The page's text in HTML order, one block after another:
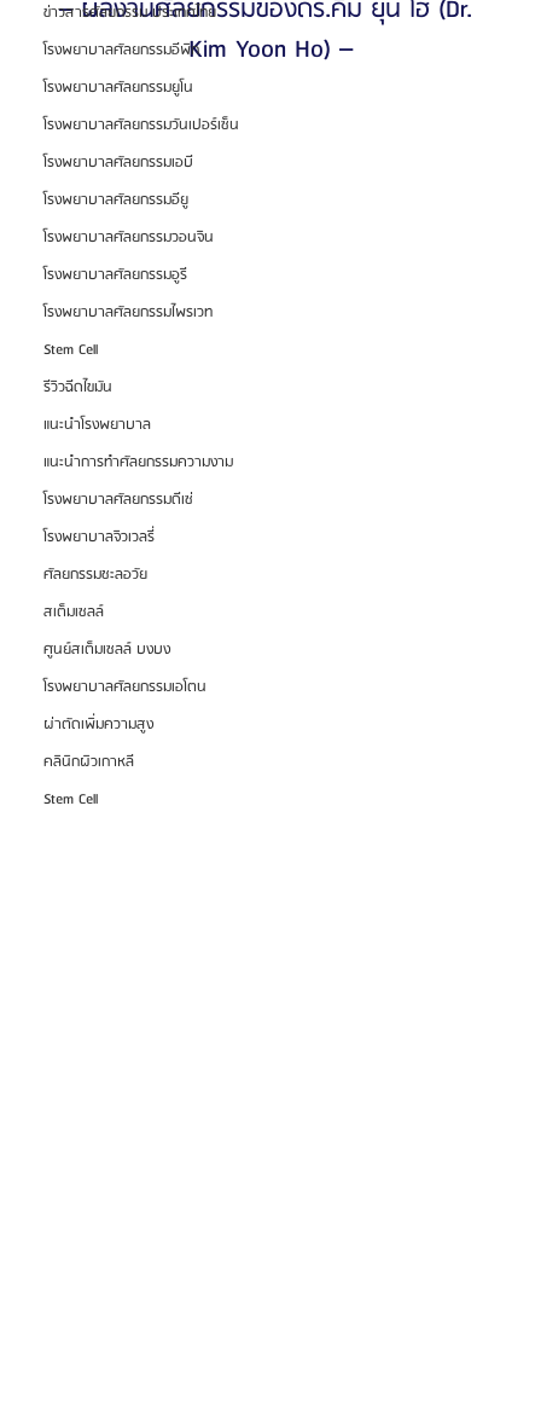
ข่าวสารศัลยกรรม ประเทศไทย
โรงพยาบาลศัลยกรรมอีพิก
โรงพยาบาลศัลยกรรมยูโน
โรงพยาบาลศัลยกรรมวันเปอร์เซ็น
โรงพยาบาลศัลยกรรมเอบี
โรงพยาบาลศัลยกรรมอียู
โรงพยาบาลศัลยกรรมวอนจิน
โรงพยาบาลศัลยกรรมอูรี
โรงพยาบาลศัลยกรรมไพรเวท
Stem Cell
รีวิวฉีดไขมัน
แนะนำโรงพยาบาล
แนะนำการทำศัลยกรรมความงาม
โรงพยาบาลศัลยกรรมดีเซ่
โรงพยาบาลจิวเวลรี่
ศัลยกรรมชะลอวัย
สเต็มเซลล์
ศูนย์สเต็มเซลล์ บงบง
โรงพยาบาลศัลยกรรมเอโตน
ผ่าตัดเพิ่มความสูง
คลินิกผิวเกาหลี
Stem Cell
– ผลงานศัลยกรรมของดร.คิม ยุน โฮ (Dr.
Kim Yoon Ho) –